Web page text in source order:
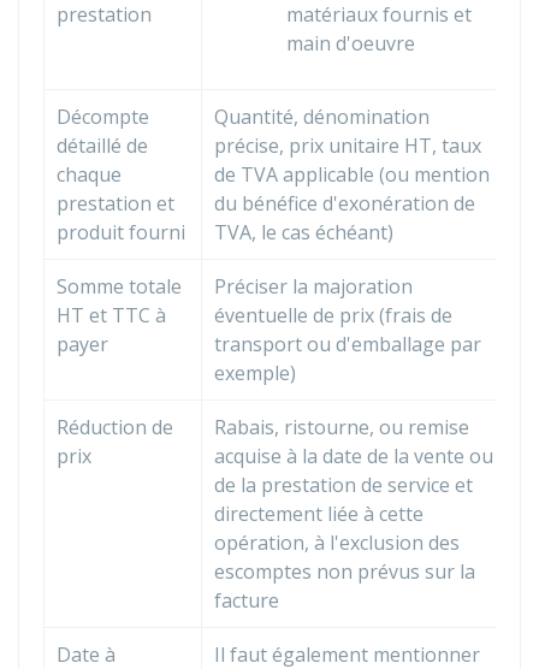
prestation
matériaux fournis et
main d'oeuvre
Décompte
détaillé de
chaque
prestation et
produit fourni
Quantité, dénomination
précise, prix unitaire HT, taux
de TVA applicable (ou mention
du bénéfice d'exonération de
TVA, le cas échéant)
Somme totale
HT et TTC à
payer
Préciser la majoration
éventuelle de prix (frais de
transport ou d'emballage par
exemple)
Réduction de
prix
Rabais, ristourne, ou remise
acquise à la date de la vente ou
de la prestation de service et
directement liée à cette
opération, à l'exclusion des
escomptes non prévus sur la
facture
Date à
Il faut également mentionner